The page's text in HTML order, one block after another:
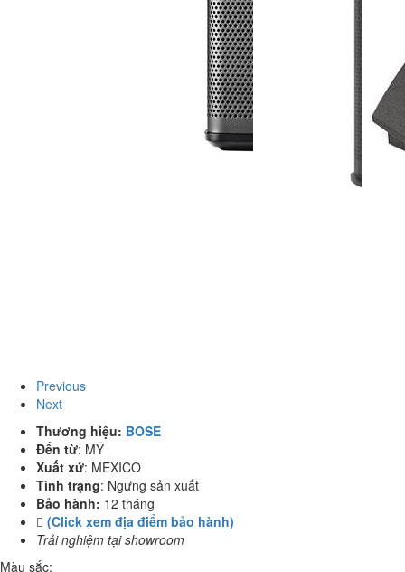
Previous
Next
Thương hiệu: BOSE
Đến từ: MỸ
Xuất xứ: MEXICO
Tình trạng: Ngưng sản xuất
Bảo hành: 12 tháng
(Click xem địa điểm bảo hành)
Trải nghiệm tại showroom
Màu sắc: